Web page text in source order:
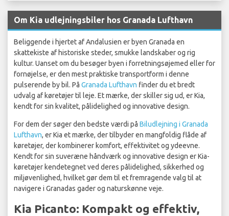
Om Kia udlejningsbiler hos Granada Lufthavn
Beliggende i hjertet af Andalusien er byen Granada en
skattekiste af historiske steder, smukke landskaber og rig
kultur. Uanset om du besøger byen i forretningsøjemed eller for
fornøjelse, er den mest praktiske transportform i denne
pulserende by bil. På Granada Lufthavn finder du et bredt
udvalg af køretøjer til leje. Et mærke, der skiller sig ud, er Kia,
kendt for sin kvalitet, pålidelighed og innovative design.
For dem der søger den bedste værdi på Biludlejning i Granada
Lufthavn, er Kia et mærke, der tilbyder en mangfoldig flåde af
køretøjer, der kombinerer komfort, effektivitet og ydeevne.
Kendt for sin suveræne håndværk og innovative design er Kia-
køretøjer kendetegnet ved deres pålidelighed, sikkerhed og
miljøvenlighed, hvilket gør dem til et fremragende valg til at
navigere i Granadas gader og naturskønne veje.
Kia Picanto: Kompakt og effektiv,